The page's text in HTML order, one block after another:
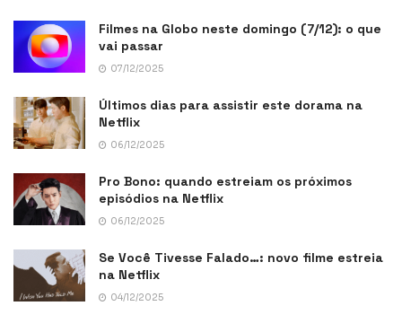
Filmes na Globo neste domingo (7/12): o que
vai passar
07/12/2025
Últimos dias para assistir este dorama na
Netflix
06/12/2025
Pro Bono: quando estreiam os próximos
episódios na Netflix
06/12/2025
Se Você Tivesse Falado…: novo filme estreia
na Netflix
04/12/2025